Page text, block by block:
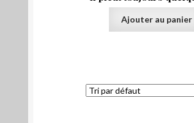
Ajouter au panier